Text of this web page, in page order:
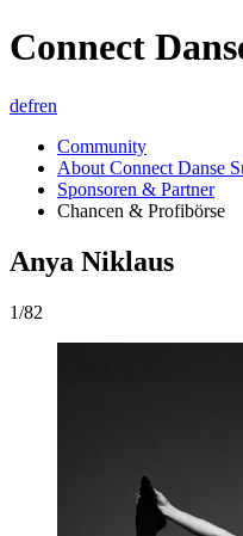
Connect
defren
Community
About Connect Danse
Sponsoren & Partner
Chancen & Profibörse
Anya Niklaus
1/82